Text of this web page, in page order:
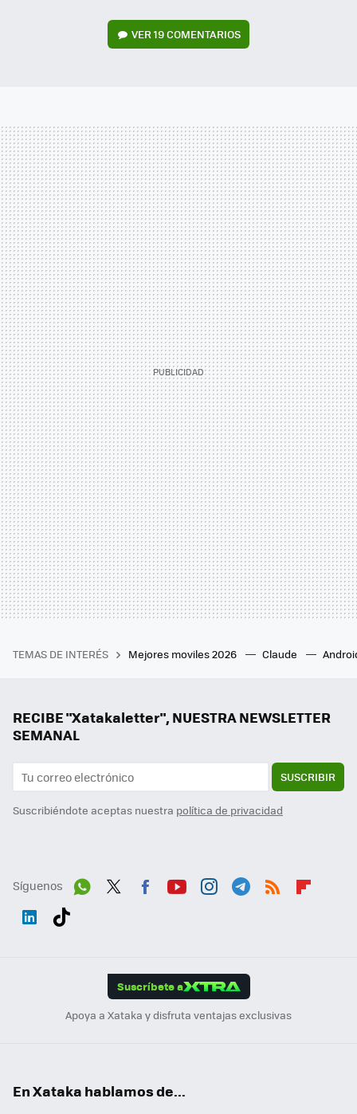
VER19 COMENTARIOS
TEMAS DE INTERÉS Mejores moviles 2026 Claude
RECIBE "Xatakaletter", NUESTRA NEWSLETTER
SEMANAL
SUSCRIBIR
Suscribiéndote aceptas nuestra política de privacidad
Síguenos
Suscríbete a
Apoya a Xataka y disfruta ventajas exclusivas
En Xataka hablamos de...